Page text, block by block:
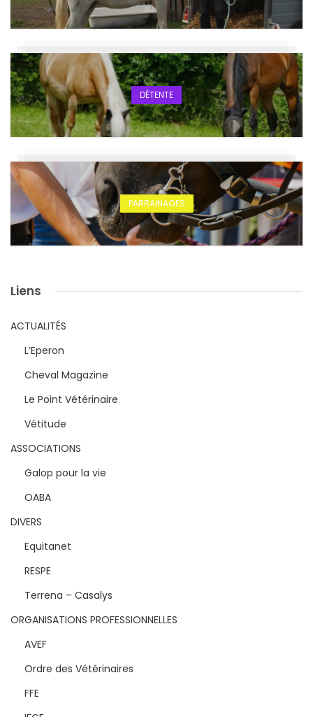
DÉTENTE
PARRAINAGES
Liens
ACTUALITÉS
L’Eperon
Cheval Magazine
Le Point Vétérinaire
Vétitude
ASSOCIATIONS
Galop pour la vie
OABA
DIVERS
Equitanet
RESPE
Terrena – Casalys
ORGANISATIONS PROFESSIONNELLES
AVEF
Ordre des Vétérinaires
FFE